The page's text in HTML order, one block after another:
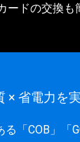
ードの交換も
× 省電力を
る「COB」「